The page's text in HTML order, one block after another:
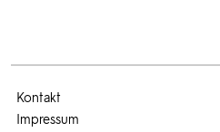
Kontakt
Impressum